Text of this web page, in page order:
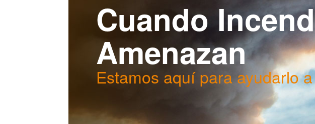
Cuando
Amenazan
Estamos aquí para ayudarlo